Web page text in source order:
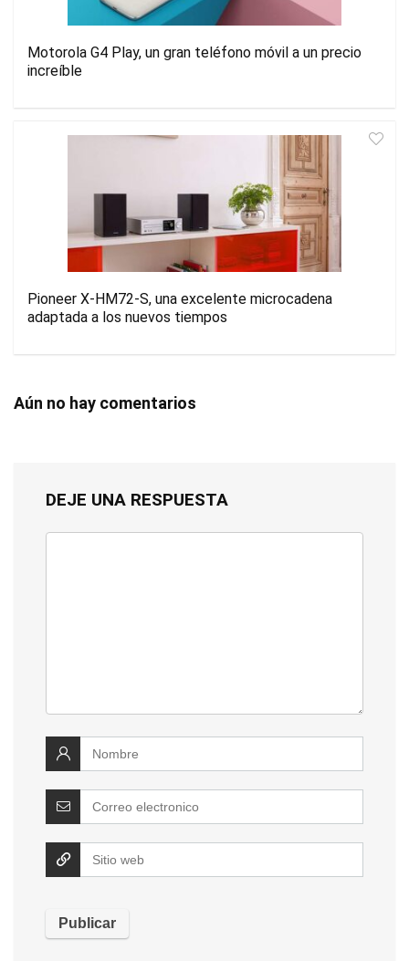
Motorola G4 Play, un gran teléfono móvil a un precio
increíble
Pioneer X-HM72-S, una excelente microcadena
adaptada a los nuevos tiempos
Aún no hay comentarios
DEJE UNA RESPUESTA